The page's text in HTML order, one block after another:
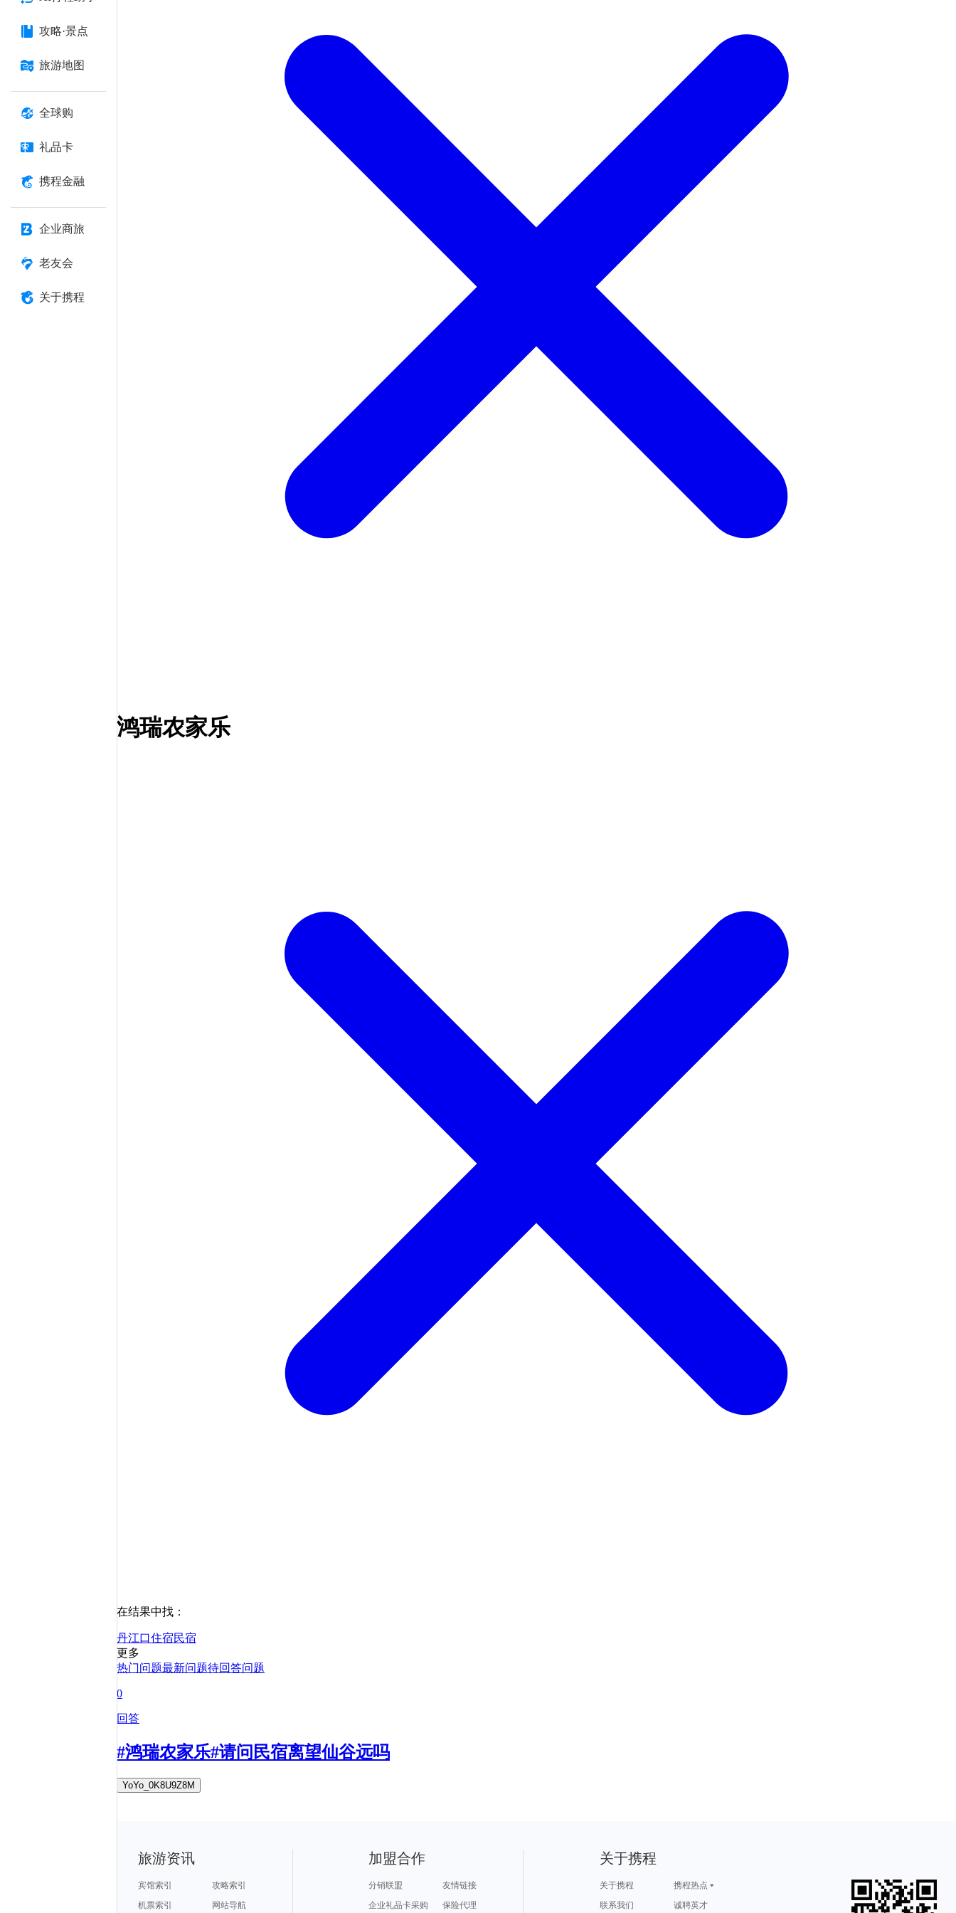
攻略·景点
旅游地图
全球购
礼品卡
携程金融
企业商旅
老友会
关于携程
鸿瑞农家乐
在结果中找：
丹江口住宿民宿
更多
热门问题最新问题待回答问题
0
回答
#鸿瑞农家乐#请问民宿离望仙谷远吗
YoYo_0K8U9Z8M
旅游资讯
宾馆索引
攻略索引
机票索引
网站导航
加盟合作
分销联盟
友情链接
企业礼品卡采购
保险代理
关于携程
关于携程
携程热点
联系我们
诚聘英才